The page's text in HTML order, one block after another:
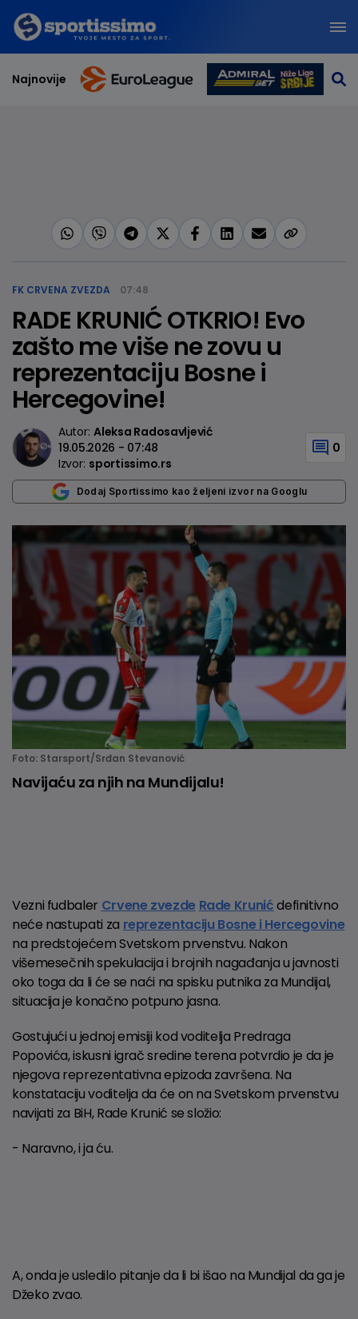
Najnovije
FK CRVENA ZVEZDA 07:48
RADE KRUNIĆ OTKRIO! Evo
zašto me više ne zovu u
reprezentaciju Bosne i
Hercegovine!
Autor: Aleksa Radosavljević
19.05.2026 - 07:48
Izvor: sportissimo.rs
0
Dodaj Sportissimo kao željeni izvor na Googlu
Foto: Starsport/Srđan Stevanović
Navijaću za njih na Mundijalu!
Vezni fudbaler Crvene zvezde Rade Krunićdefinitivno
neće nastupati za reprezentaciju Bosne i Hercegovine
na predstojećem Svetskom prvenstvu. Nakon
višemesečnih spekulacija i brojnih nagađanja u javnosti
oko toga da li će se naći na spisku putnika za Mundijal,
situacija je konačno potpuno jasna.
Gostujući u jednoj emisiji kod voditelja Predraga
Popovića, iskusni igrač sredine terena potvrdio je da je
njegova reprezentativna epizoda završena. Na
konstataciju voditelja da će on na Svetskom prvenstvu
navijati za BiH, Rade Krunić se složio:
- Naravno, i ja ću.
A, onda je usledilo pitanje da li bi išao na Mundijal da ga je
Džeko zvao.